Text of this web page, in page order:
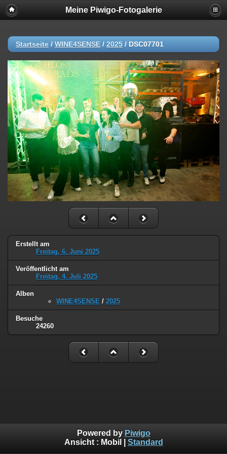
Meine Piwigo-Fotogalerie
Startseite / WINE4SENSE / 2025 / DSC07701
Erstellt am
Freitag, 6. Juni 2025
Veröffentlicht am
Freitag, 4. Juli 2025
Alben
WINE4SENSE / 2025
Besuche
24260
Powered by Piwigo
Ansicht : Mobil Standard